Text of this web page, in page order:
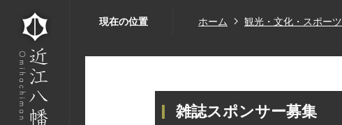
現在の位置 ホーム 観光・文化・スポーツ
雑誌スポンサー募集